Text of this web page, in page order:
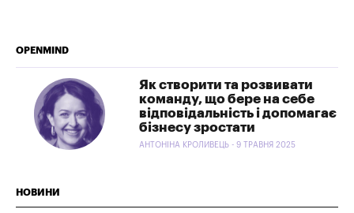
OPENMIND
Як створити та розвивати
команду, що бере на себе
відповідальність і допомагає
бізнесу зростати
АНТОНІНА КРОЛИВЕЦЬ - 9 ТРАВНЯ 2025
НОВИНИ